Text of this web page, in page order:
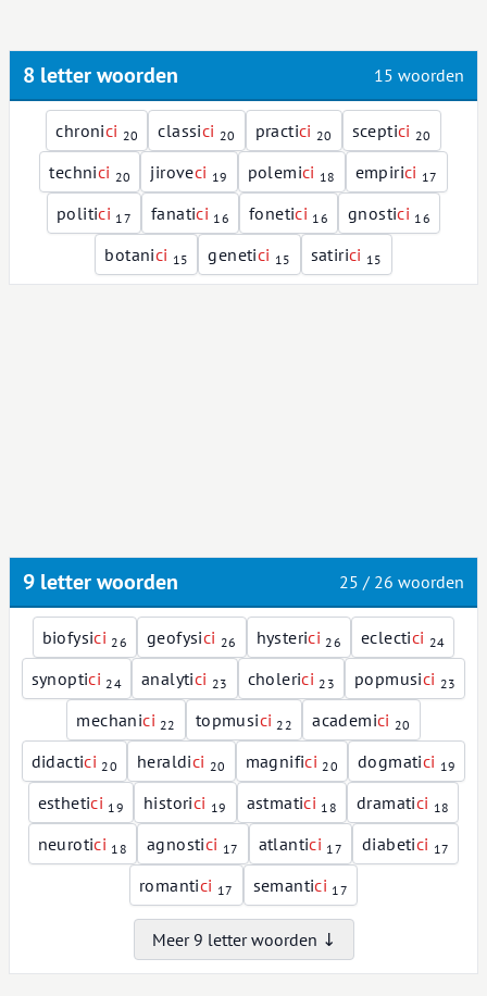
8 letter woorden 15 woorden
chronici 20 classici 20 practici 20 sceptici 20
technici 20 jiroveci 19 polemici 18 empirici 17
politici 17 fanatici 16 fonetici 16 gnostici 16
botanici 15 genetici 15 satirici 15
9 letter woorden 25 / 26 woorden
biofysici 26 geofysici 26 hysterici 26 eclectici 24
synoptici 24 analytici 23 cholerici 23 popmusici 23
mechanici 22 topmusici 22 academici 20
didactici 20 heraldici 20 magnifici 20 dogmatici 19
esthetici 19 historici 19 astmatici 18 dramatici 18
neurotici 18 agnostici 17 atlantici 17 diabetici 17
romantici 17 semantici 17
Meer 9 letter woorden ↓